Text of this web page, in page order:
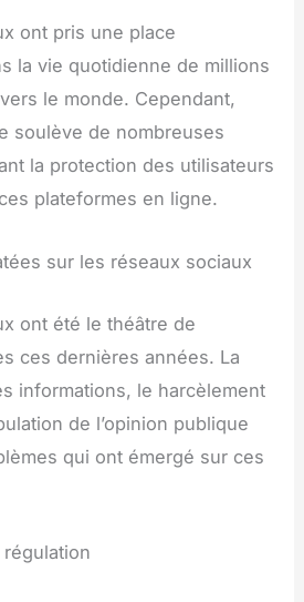
ont pris une place
la vie quotidienne de millions
le monde. Cependant,
soulève de nombreuses
la protection des utilisateurs
plateformes en ligne.
sur les réseaux sociaux
ont été le théâtre de
ces dernières années. La
informations, le harcèlement
de l’opinion publique
qui ont émergé sur ces
régulation